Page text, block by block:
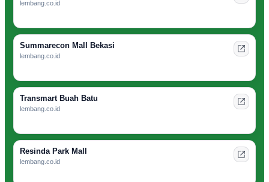
lembang.co.id
Summarecon Mall Bekasi
lembang.co.id
Transmart Buah Batu
lembang.co.id
Resinda Park Mall
lembang.co.id